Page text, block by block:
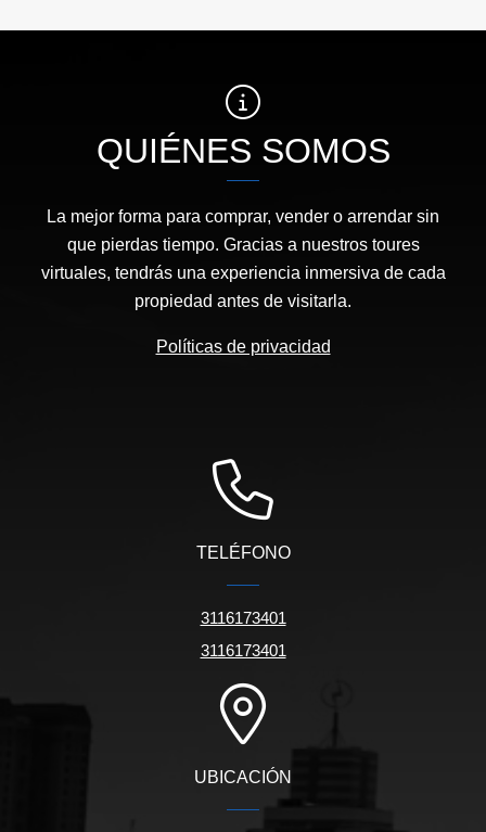
QUIÉNES SOMOS
La mejor forma para comprar, vender o arrendar sin
que pierdas tiempo. Gracias a nuestros toures
virtuales, tendrás una experiencia inmersiva de cada
propiedad antes de visitarla.
Políticas de privacidad
TELÉFONO
3116173401
3116173401
UBICACIÓN